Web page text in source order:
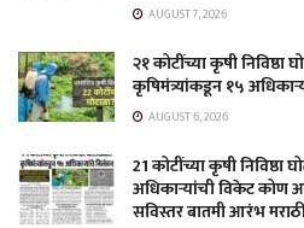
AUGUST 7, 2026
२१ कोटींच्या कृषी निविष्ठा
कृषिमंत्र्यांकडून १५
AUGUST 6, 2026
21 कोटींच्या कृषी निविष्ठा
अधिकाऱ्यांची विकेट कोण
सविस्तर बातमी आरंभ